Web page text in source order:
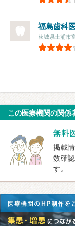
福島歯科
茨城県土浦市
この医療機関の関係
掲載
数確
す。